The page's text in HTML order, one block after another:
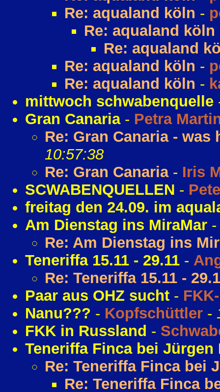
Re: aqualand köln -
Re: aqualand köln
Re: aqualand
Re: aqualand köln -
Re: aqualand köln -
mittwoch schwabenquelle
Gran Canaria- Petra
Re: Gran Canaria -
10:57:38
Re: Gran Canaria- Iris
SCWABENQUELLEN -
freitag den 24.09. im
Am Dienstag ins MiraMar
Re: Am Dienstag ins
Teneriffa 15.11 - 29.11 -
Re: Teneriffa 15.11 -
Paar aus OHZ sucht -
Nanu??? - Kopfschüttler -
FKK in Russland -
Teneriffa Finca bei Jürgen
Re: Teneriffa Finca bei
Re: Teneriffa Finca